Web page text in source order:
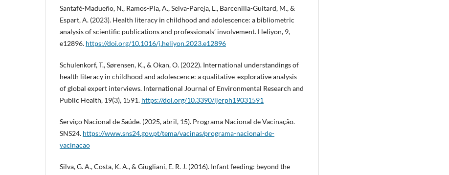
Santafé-Madueño, N., Ramos-Pla, A., Selva-Pareja, L., Barcenilla-Guitard, M., &
Espart, A. (2023). Health literacy in childhood and adolescence: a bibliometric
analysis of scientific publications and professionals’ involvement. Heliyon, 9,
e12896. https://doi.org/10.1016/j.heliyon.2023.e12896
Schulenkorf, T., Sørensen, K., & Okan, O. (2022). International understandings of
health literacy in childhood and adolescence: a qualitative-explorative analysis
of global expert interviews. International Journal of Environmental Research and
Public Health, 19(3), 1591. https://doi.org/10.3390/ijerph19031591
Serviço Nacional de Saúde. (2025, abril, 15). Programa Nacional de Vacinação.
SNS24. https://www.sns24.gov.pt/tema/vacinas/programa-nacional-de-
vacinacao
Silva, G. A., Costa, K. A., & Giugliani, E. R. J. (2016). Infant feeding: beyond the